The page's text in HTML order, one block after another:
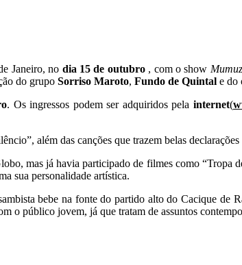
Janeiro, no dia 15 de outubro, com o show
do grupo Sorriso Maroto, Fundo de Quintal e do
. Os ingressos podem ser adquiridos pela internet(
além das canções que trazem belas
mas já havia participado de filmes como “Tropa
sua personalidade artística.
bebe na fonte do partido alto do Cacique de
o público jovem, já que tratam de assuntos